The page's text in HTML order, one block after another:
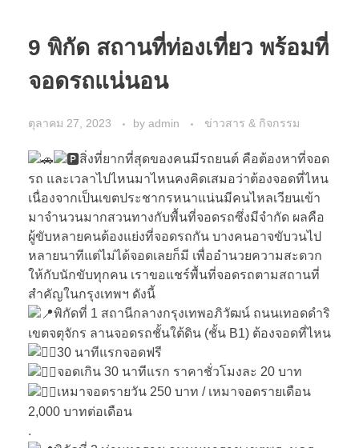
9 พิกัด สถานที่ท่องเที่ยว พร้อมที่
จอดรถแน่นอน
ตุลาคม 27, 2023 by admin ข่าวสาร & กิจกรรม
สิ่งที่ยากที่สุดของคนมีรถยนต์ คือต้องหาที่จอด
รถ และเวลาไปไหนมาไหนคงคิดเสมอว่าต้องจอดที่ไหน
เนื่องจากเป็นเขตประชากรหนาแน่นมีคนไหลเวียนเข้า
มาจำนวนมากสวนทางกับพื้นที่จอดรถซึ่งมีจำกัด ผลคือ
ผู้ขับหลายคนต้องแย่งที่จอดรถกัน บางคนอาจขับวนไป
หลายนาทีแต่ไม่ได้จอดเลยก็มี เพื่ออำนวยความสะดวก
ให้กับนักขับทุกคน เราขอแชร์พื้นที่จอดรถตามสถานที่
สำคัญในกรุงเทพฯ ดังนี้
พิกัดที่ 1 สถานีกลางกรุงเทพอภิวัฒน์ ถนนเทอดดำริ
เขตจตุจักร ลานจอดรถชั้นใต้ดิน (ชั้น B1) ต้องจอดที่ไหน
30 นาทีแรกจอดฟรี
จอดเกิน 30 นาทีแรก ราคาชั่วโมงละ 20 บาท
เหมาจอดรายวัน 250 บาท / เหมาจอดรายเดือน
2,000 บาทต่อเดือน
.